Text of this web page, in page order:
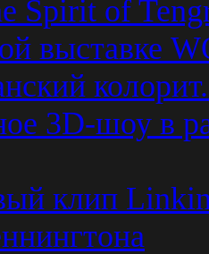
Spirit of
выставке
3D-шоу в
клип Linkin